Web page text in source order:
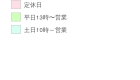
定休日
平日13時〜営業
土日10時～営業